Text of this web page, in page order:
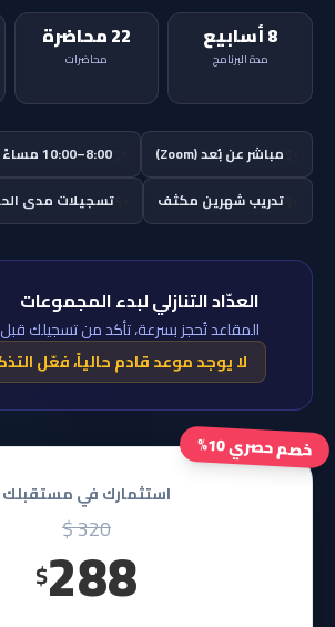
8 أسابيع
مدة البرنامج
22 محاضرة
محاضرات
مباشر عن بُعد (Zoom) 8:00–10:00 مساءً
تدريب شهرين مكثف تسجيلات مدى
العدّاد التنازلي لبدء المجموعات
المقاعد تُحجز بسرعة، تأكد من تسجيلك
لا يوجد موعد قادم حالياً، فعّل
خصم حصري 10%
استثمارك في مستقبلك
320 $
288
$